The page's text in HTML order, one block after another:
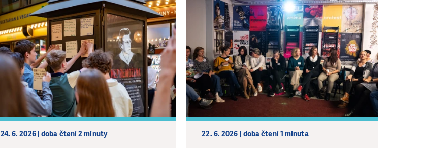
24. 6. 2026 | doba čtení 2 minuty 22. 6. 2026 | doba čtení 1 minuta